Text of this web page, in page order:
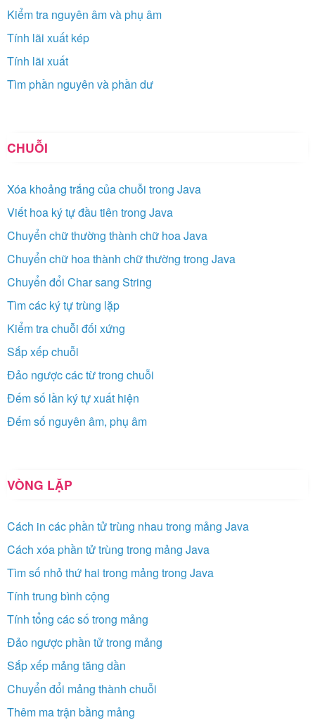
Kiểm tra nguyên âm và phụ âm
Tính lãi xuất kép
Tính lãi xuất
Tìm phần nguyên và phần dư
CHUỖI
Xóa khoảng trắng của chuỗi trong Java
Viết hoa ký tự đầu tiên trong Java
Chuyển chữ thường thành chữ hoa Java
Chuyển chữ hoa thành chữ thường trong Java
Chuyển đổi Char sang String
Tìm các ký tự trùng lặp
Kiểm tra chuỗi đối xứng
Sắp xếp chuỗi
Đảo ngược các từ trong chuỗi
Đếm số lần ký tự xuất hiện
Đếm số nguyên âm, phụ âm
VÒNG LẶP
Cách in các phần tử trùng nhau trong mảng Java
Cách xóa phần tử trùng trong mảng Java
Tìm số nhỏ thứ hai trong mảng trong Java
Tính trung bình cộng
Tính tổng các số trong mảng
Đảo ngược phần tử trong mảng
Sắp xếp mảng tăng dần
Chuyển đổi mảng thành chuỗi
Thêm ma trận bằng mảng